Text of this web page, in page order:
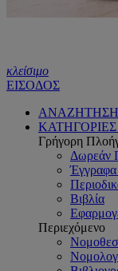
κλείσιμο
ΕΙΣΟΔΟΣ
ΑΝΑΖΗΤΗΣΗ
Γρήγορη
Δωρεάν
Έγγραφα
Βιβλία
Περιεχόμενο